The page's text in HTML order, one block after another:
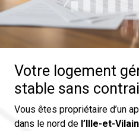
Votre logement
stable sans
Vous êtes propriétaire d’un
dans le nord de l’Ille-et-